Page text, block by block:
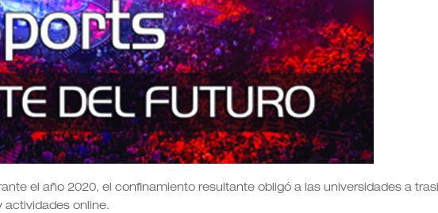
el año 2020, el confinamiento resultante obligó a las universidades a
actividades online.